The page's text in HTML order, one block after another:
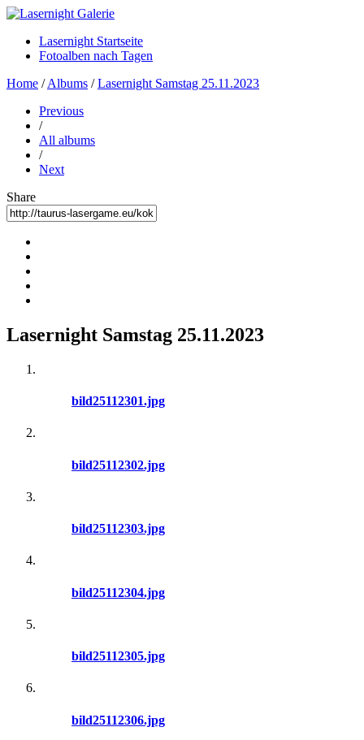
Lasernight Startseite
Fotoalben nach Tagen
Home /Albums /Lasernight Samstag 25.11.2023
Previous
/
All albums
/
Next
Share
Lasernight Samstag 25.11.2023
bild25112301.jpg
bild25112302.jpg
bild25112303.jpg
bild25112304.jpg
bild25112305.jpg
bild25112306.jpg